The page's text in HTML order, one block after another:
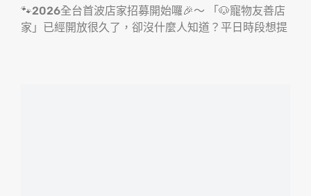
🐾2026全台首波店家招募開始囉🎉～ 「🐶寵物友善店
家」已經開放很久了，卻沒什麼人知道？平日時段想提